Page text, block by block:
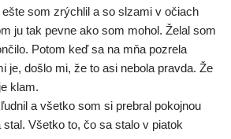
som zrých­lil a so slza­mi v očiach
ju tak pev­ne ako som mohol. Želal som
Potom keď sa na mňa pozre­la
je, doš­lo mi, že to asi nebo­la prav­da. Že
klam.
a všet­ko som si pre­bral pokoj­nou
Všetko to, čo sa sta­lo v pia­tok